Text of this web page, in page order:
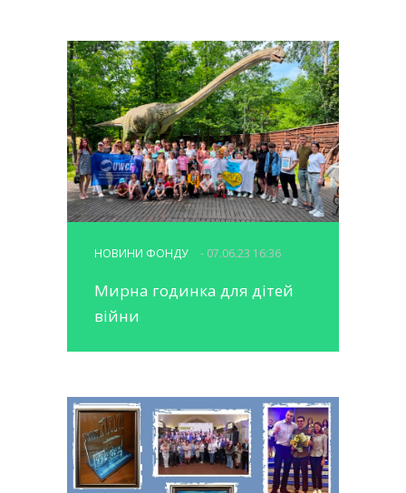
НОВИНИ ФОНДУ - 07.06.23 16:36
Мирна годинка для дітей
війни